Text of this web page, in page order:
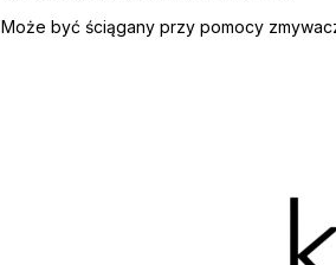
Może być ściągany przy pomocy